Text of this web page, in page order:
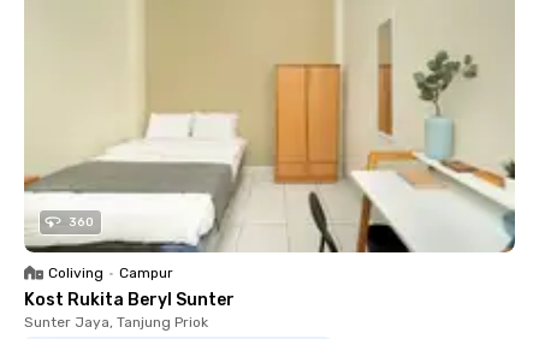
360
Coliving • Campur
Kost Rukita Beryl Sunter
Sunter Jaya, Tanjung Priok